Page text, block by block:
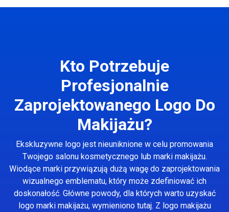
Kto Potrzebuje
Profesjonalnie
Zaprojektowanego Logo Do
Makijażu?
Ekskluzywne logo jest nieuniknione w celu promowania
Twojego salonu kosmetycznego lub marki makijażu.
Wiodące marki przywiązują dużą wagę do zaprojektowania
wizualnego emblematu, który może zdefiniować ich
doskonałość. Główne powody, dla których warto uzyskać
logo marki makijażu, wymieniono tutaj. Z logo makijażu